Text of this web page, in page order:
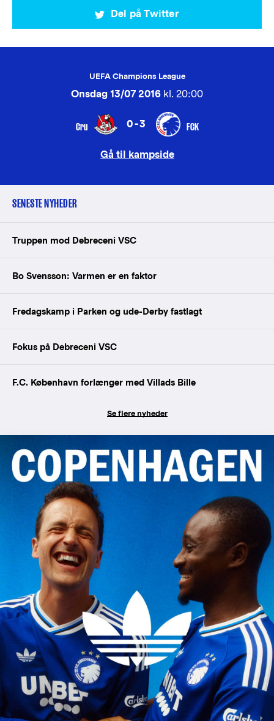
Del på Twitter
UEFA Champions League
Onsdag 13/07 2016 kl. 20:00
Cru 0-3 FCK
Gå til kampside
SENESTE NYHEDER
Truppen mod Debreceni VSC
Bo Svensson: Varmen er en faktor
Fredagskamp i Parken og ude-Derby fastlagt
Fokus på Debreceni VSC
F.C. København forlænger med Villads Bille
Se flere nyheder